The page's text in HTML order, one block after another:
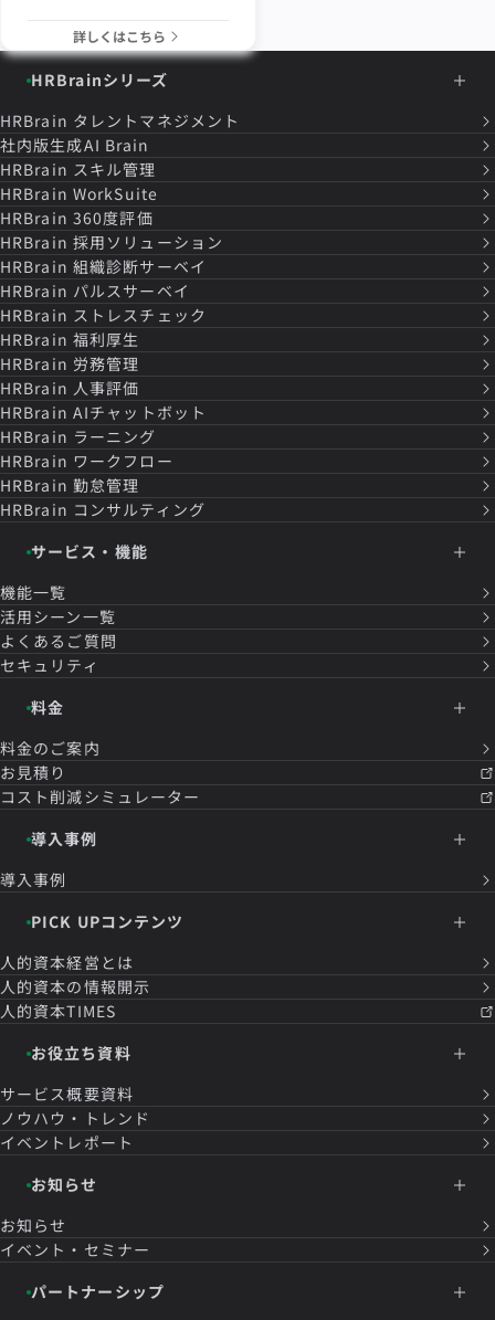
詳しくはこちら
HRBrainシリーズ
HRBrain タレントマネジメント
社内版生成AI Brain
HRBrain スキル管理
HRBrain WorkSuite
HRBrain 360度評価
HRBrain 採用ソリューション
HRBrain 組織診断サーベイ
HRBrain パルスサーベイ
HRBrain ストレスチェック
HRBrain 福利厚生
HRBrain 労務管理
HRBrain 人事評価
HRBrain AIチャットボット
HRBrain ラーニング
HRBrain ワークフロー
HRBrain 勤怠管理
HRBrain コンサルティング
サービス・機能
機能一覧
活用シーン一覧
よくあるご質問
セキュリティ
料金
料金のご案内
お見積り
コスト削減シミュレーター
導入事例
導入事例
PICK UPコンテンツ
人的資本経営とは
人的資本の情報開示
人的資本TIMES
お役立ち資料
サービス概要資料
ノウハウ・トレンド
イベントレポート
お知らせ
お知らせ
イベント・セミナー
パートナーシップ